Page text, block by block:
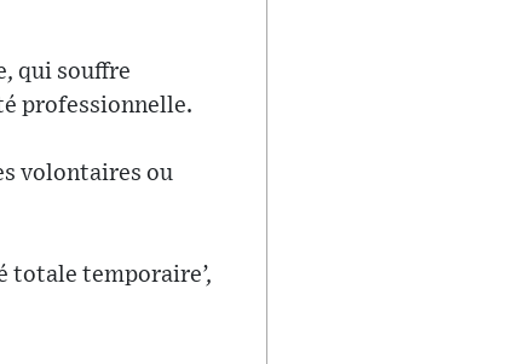
qui souffre
professionnelle.
volontaires ou
totale temporaire’,